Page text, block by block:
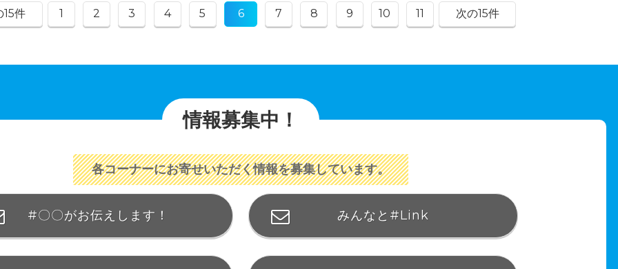
15件 1 2 3 4 5 6 7 8 9 10 11 次の15件
情報募集中！
各コーナーにお寄せいただく情報を募集しています。
#〇〇がお伝えします！ みんなと#Link